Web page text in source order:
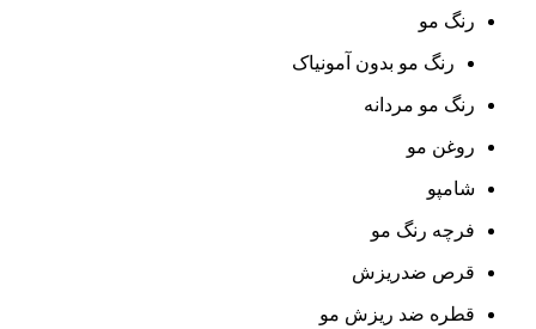
رنگ مو
رنگ مو بدون آمونیاک
رنگ مو مردانه
روغن مو
شامپو
فرچه رنگ مو
قرص ضدریزش
قطره ضد ریزش مو